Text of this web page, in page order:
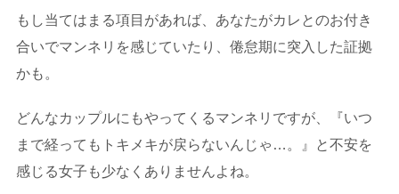
もし当てはまる項目があれば、あなたがカレとのお付き
合いでマンネリを感じていたり、倦怠期に突入した証拠
かも。
どんなカップルにもやってくるマンネリですが、『いつ
まで経ってもトキメキが戻らないんじゃ…。』と不安を
感じる女子も少なくありませんよね。